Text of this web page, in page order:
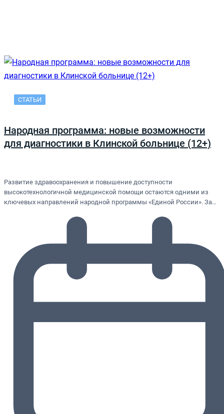
СТАТЬИ
Народная программа: новые возможности
для диагностики в Клинской больнице (12+)
Развитие здравоохранения и повышение доступности
высокотехнологичной медицинской помощи остаются одними из
ключевых направлений народной программы «Единой России». За…